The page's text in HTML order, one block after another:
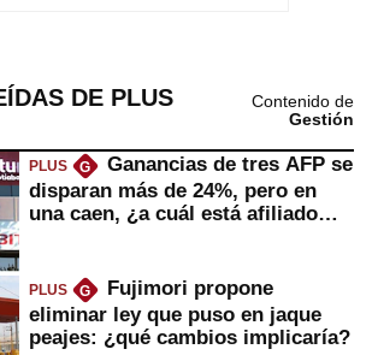
DE PLUS
Contenido de
Gestión
PLUS G
Ganancias de tres AFP se
disparan más de 24%, pero en
una caen, ¿a cuál está afiliado
PLUS G
Fujimori propone
eliminar ley que puso en jaque
peajes: ¿qué cambios implicaría?